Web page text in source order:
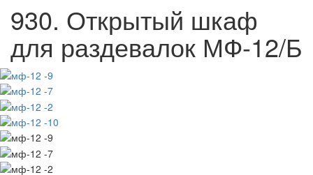
930. Открытый шкаф
для раздевалок МФ-12/Б